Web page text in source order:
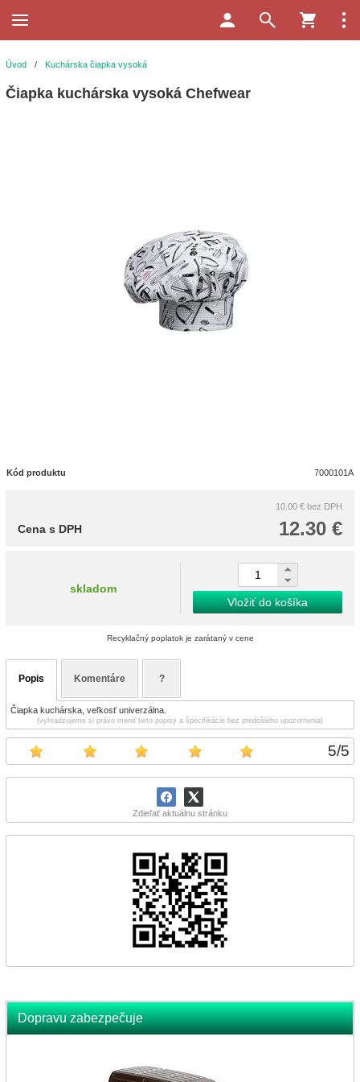
5/5
Zdieľať aktuálnu stránku
Dopravu zabezpečuje
Úvod / Kuchárska čiapka vysoká
Čiapka kuchárska vysoká Chefwear
Kód produktu 7000101A
10.00 € bez DPH
12.30 €
Cena s DPH
skladom
Vložiť do košíka
Recyklačný poplatok je zarátaný v cene
Popis Komentáre ?
Čiapka kuchárska, veľkosť univerzálna.
(vyhradzujeme si právo meniť tieto popisy a špecifikácie bez predošlého upozornenia)